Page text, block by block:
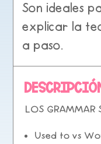
Son ideales
explicar la
a paso.
LOS GRAMMAR
Used to vs